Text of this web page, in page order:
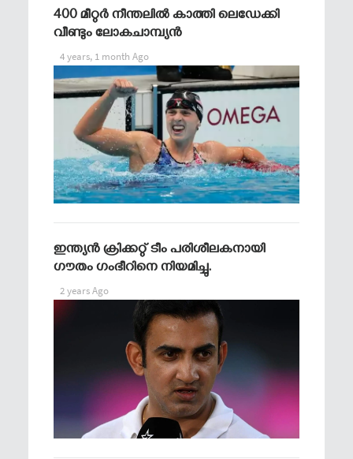
400 മീറ്റര്‍ നീന്തലില്‍ കാത്തി ലെഡേക്കി
വീണ്ടും ലോകചാമ്പ്യന്‍
4 years, 1 month Ago
ഇന്ത്യൻ ക്രിക്കറ്റ് ടീം പരിശീലകനായി
ഗൗതം ഗംഭീറിനെ നിയമിച്ചു.
2 years Ago